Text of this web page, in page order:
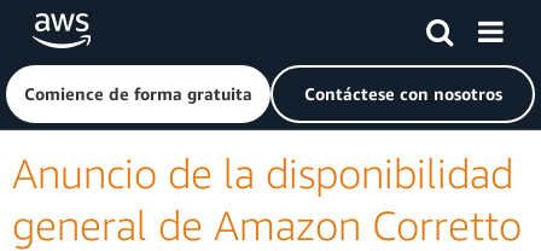
Saltar al contenido principal
Haga clic aquí para volver a la página de inicio de Amazon
Comience de forma gratuita Contáctese con nosotros
Anuncio de la disponibilidad
general de Amazon Corretto